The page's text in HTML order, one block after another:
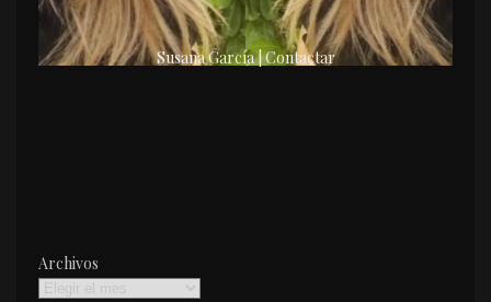
Susana García | Contactar
Archivos